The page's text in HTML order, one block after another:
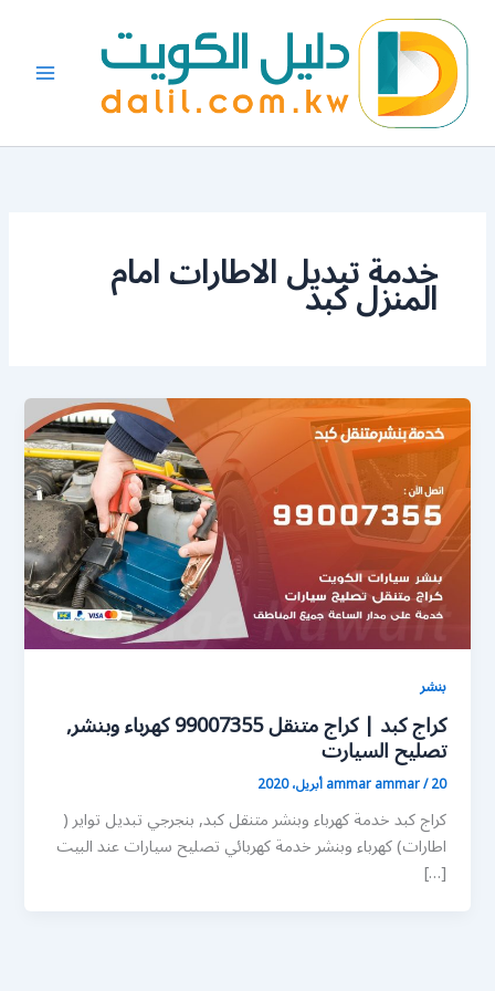
المحتوى
خدمة تبديل الاطارات امام
المنزل كبد
بنشر
كراج كبد | كراج متنقل 99007355 كهرباء وبنشر,
تصليح السيارت
ammar ammar/20 أبريل، 2020
كراج كبد خدمة كهرباء وبنشر متنقل كبد, بنجرجي تبديل تواير (
اطارات) كهرباء وبنشر خدمة كهربائي تصليح سيارات عند البيت
[…]